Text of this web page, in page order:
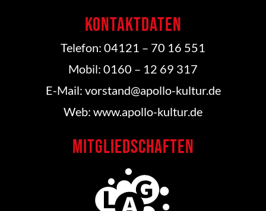
Kontaktdaten
Telefon: 04121 – 70 16 551
Mobil: 0160 – 12 69 317
E-Mail: vorstand@apollo-kultur.de
Web: www.apollo-kultur.de
Mitgliedschaften